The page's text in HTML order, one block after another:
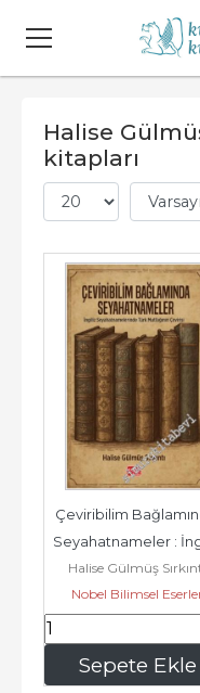
Halise
kitapları
Sepete Ekle
Çeviribilim
Seyahatnameler :
Türk...
Halise Gülmüş
Nobel Bilimsel
144,00